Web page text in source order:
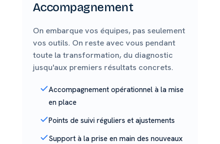
Accompagnement
On embarque vos équipes, pas seulement
vos outils. On reste avec vous pendant
toute la transformation, du diagnostic
jusqu'aux premiers résultats concrets.
Accompagnement opérationnel à la mise
en place
Points de suivi réguliers et ajustements
Support à la prise en main des nouveaux